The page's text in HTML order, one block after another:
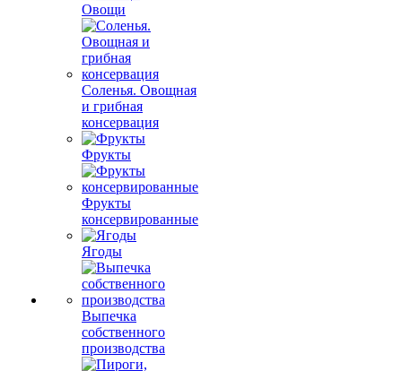
Овощи
Соленья. Овощная
и грибная
консервация
Фрукты
Фрукты
консервированные
Ягоды
Выпечка
собственного
производства